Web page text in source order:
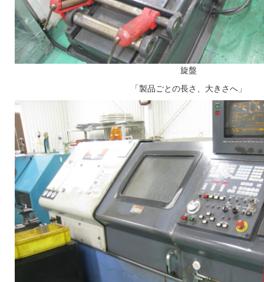
旋盤
「製品ごとの長さ、大きさへ」